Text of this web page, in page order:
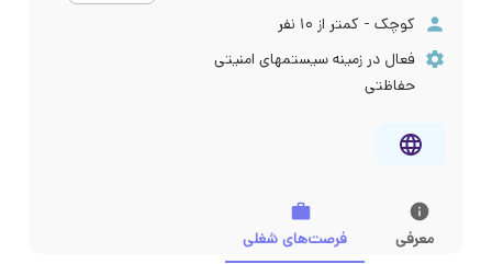
کوچک - کمتر از ۱۰ نفر
فعال در زمینه سیستمهای امنیتی
حفاظتی
معرفی فرصت‌های شغلی